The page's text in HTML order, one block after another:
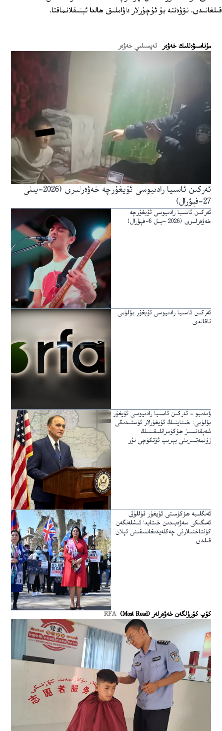
قىلغانىدى. نۆۋەتتە بۇ ئۇچۇرلار داۋاملىق ھالدا ئېنىقلانماقتا.
ﻣﯘﻧﺎﺳﯩﯟﻩﺗﻠﯩﻚ ﺧﻪﯞﻩﺭ تەپسىلىي خەۋەر
ئەركىن ئاسىيا رادىيوسى ئۇيغۇرچە خەۋەرلىرى (2026-يىلى
27-فېۋرال)
ئەركىن ئاسىيا رادىيوسى ئۇيغۇرچە
خەۋەرلىرى (2026 -يىل 6-فېۋرال)
ئەركىن ئاسىيا رادىيوسى ئۇيغۇر بۆلۈمى
تاقالدى
ۋىدىيو – ئەركىن ئاسىيا رادىيوسى ئۇيغۇر
بۆلۈمى: خىتاينىڭ ئۇيغۇرلار ئۈستىدىكى
شەپقەتسىز ھۆكۈمرانلىقىنىڭ
زۇلمەتلىرىنى يېرىپ ئۆتكۈچى نۇر
ئەنگلىيە ھۆكۈمىتى ئۇيغۇر قۇللۇق
ئەمگىكى سەۋەبىدىن خىتايدا ئىشلەنگەن
كۈنتاختىلارنى چەكلەيدىغانلىقىنى ئېلان
قىلدى
كۆپ كۆرۈلگەن خەۋەرلەر (Most Read) RFA